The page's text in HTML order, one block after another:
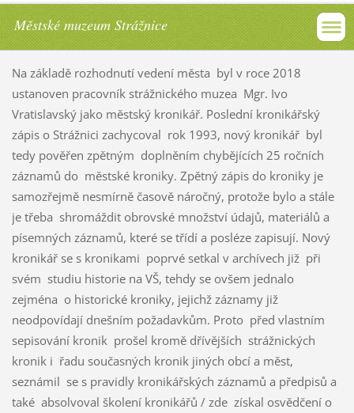
Městské muzeum Strážnice
Na základě rozhodnutí vedení města byl v roce 2018
ustanoven pracovník strážnického muzea Mgr. Ivo
Vratislavský jako městský kronikář. Poslední kronikářský
zápis o Strážnici zachycoval rok 1993, nový kronikář byl
tedy pověřen zpětným doplněním chybějících 25 ročních
záznamů do městské kroniky. Zpětný zápis do kroniky je
samozřejmě nesmírně časově náročný, protože bylo a stále
je třeba shromáždit obrovské množství údajů, materiálů a
písemných záznamů, které se třídí a posléze zapisují. Nový
kronikář se s kronikami poprvé setkal v archívech již při
svém studiu historie na VŠ, tehdy se ovšem jednalo
zejména o historické kroniky, jejichž záznamy již
neodpovídají dnešním požadavkům. Proto před vlastním
sepisování kronik prošel kromě dřívějších strážnických
kronik i řadu současných kronik jiných obcí a měst,
seznámil se s pravidly kronikářských záznamů a předpisů a
také absolvoval školení kronikářů / zde získal osvědčení o